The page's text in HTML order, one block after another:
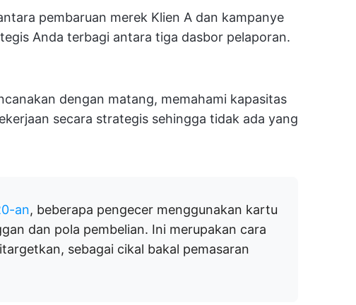
pembaruan merek Klien A dan kampanye
Anda terbagi antara tiga dasbor pelaporan.
dengan matang, memahami kapasitas
secara strategis sehingga tidak ada yang
an, beberapa pengecer menggunakan kartu
dan pola pembelian. Ini merupakan cara
sebagai cikal bakal pemasaran